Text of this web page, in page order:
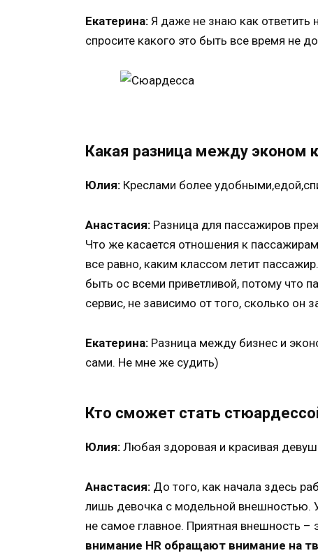
Екатерина: Я даже не знаю как ответить
спросите какого это быть все время не
Какая разница между эконом
Юлия: Креслами более
Анастасия: Разница для пассажиров
Что же касается отношения к
все равно, каким классом летит
быть ос всеми приветливой, потому что
сервис, не зависимо от того, сколько он
Екатерина: Разница между бизнес и
сами. Не мне же судить)
Кто сможет стать
Юлия: Любая здоровая и красивая
Анастасия: До того, как начала здесь
лишь девочка с модельной внешностью.
не самое главное. Приятная внешность
внимание HR обращают внимание на